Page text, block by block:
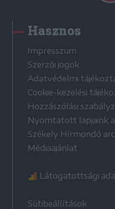
Hasznos
Impresszum
Szerzői jogok
Adatvédelmi
Cookie-kezelési
Hozzászólási
Nyomtatott lapjaink
Székely Hírmondó
Médiaajánlat
Látogatottsági
Sütibeállítások